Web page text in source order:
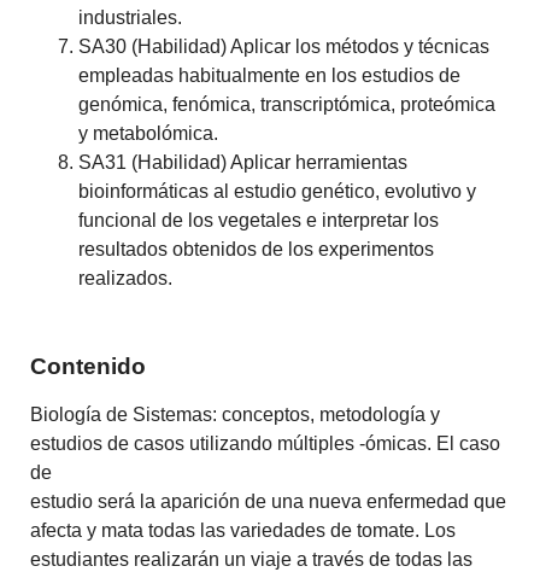
industriales.
SA30 (Habilidad) Aplicar los métodos y técnicas
empleadas habitualmente en los estudios de
genómica, fenómica, transcriptómica, proteómica
y metabolómica.
SA31 (Habilidad) Aplicar herramientas
bioinformáticas al estudio genético, evolutivo y
funcional de los vegetales e interpretar los
resultados obtenidos de los experimentos
realizados.
Contenido
Biología de Sistemas: conceptos, metodología y
estudios de casos utilizando múltiples -ómicas. El caso
de
estudio será la aparición de una nueva enfermedad que
afecta y mata todas las variedades de tomate. Los
estudiantes realizarán un viaje a través de todas las